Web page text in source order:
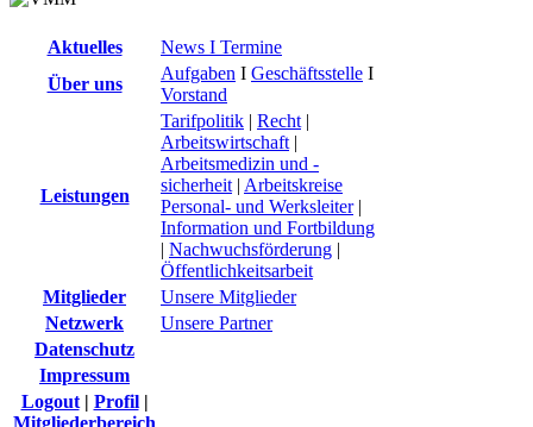
Aktuelles
News I Termine
Über uns
Aufgaben I Geschäftsstelle I
Vorstand
Leistungen
Tarifpolitik | Recht |
Arbeitswirtschaft |
Arbeitsmedizin und -
sicherheit | Arbeitskreise
Personal- und Werksleiter|
Information und Fortbildung
| Nachwuchsförderung |
Öffentlichkeitsarbeit
Mitglieder
Unsere Mitglieder
Netzwerk
Unsere Partner
Datenschutz
Impressum
Logout| Profil|
Mitgliederbereich